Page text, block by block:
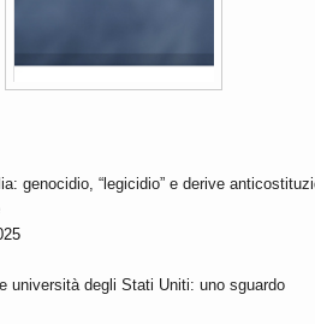
genocidio, “legicidio” e derive
università degli Stati Uniti: uno sguardo